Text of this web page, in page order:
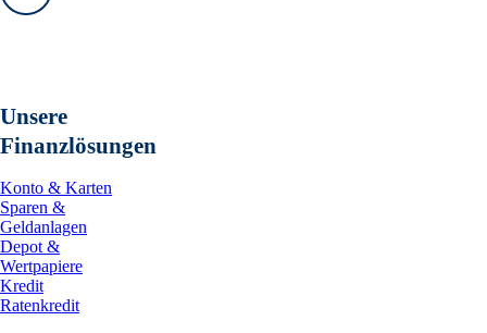
Vorwärts
Unsere
Finanzlösungen
Konto & Karten
Sparen &
Geldanlagen
Depot &
Wertpapiere
Kredit
Ratenkredit